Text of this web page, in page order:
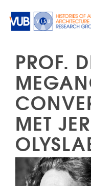
PROF.
MET